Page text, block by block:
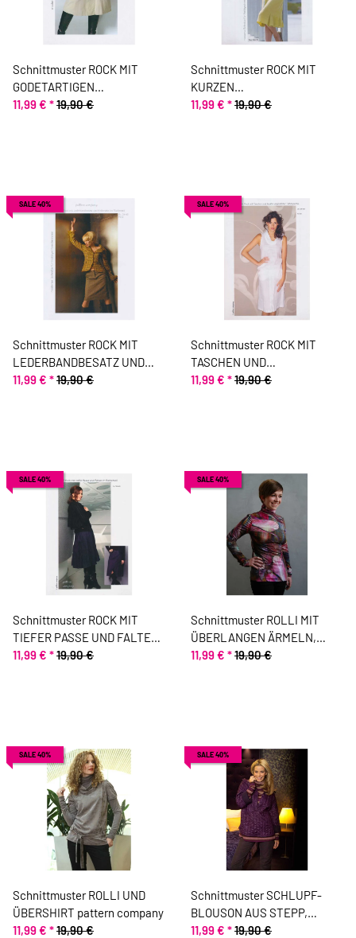
Schnittmuster ROCK MIT
GODETARTIGEN
ABTRENNUNGEN, pattern
11,99 € *19,90 €
Schnittmuster ROCK MIT
KURZEN
ANGESCHNITTENEN
11,99 € *19,90 €
SALE 40%
Schnittmuster ROCK MIT
LEDERBANDBESATZ UND
KELLERFALTE, pattern
11,99 € *19,90 €
SALE 40%
Schnittmuster ROCK MIT
TASCHEN UND
FALTENPARTIE, pattern
11,99 € *19,90 €
SALE 40%
Schnittmuster ROCK MIT
TIEFER PASSE UND FALTEN,
pattern company
11,99 € *19,90 €
SALE 40%
Schnittmuster ROLLI MIT
ÜBERLANGEN ÄRMELN,
pattern company
11,99 € *19,90 €
SALE 40%
Schnittmuster ROLLI UND
ÜBERSHIRT pattern company
11,99 € *19,90 €
SALE 40%
Schnittmuster SCHLUPF-
BLOUSON AUS STEPP,
pattern company
11,99 € *19,90 €